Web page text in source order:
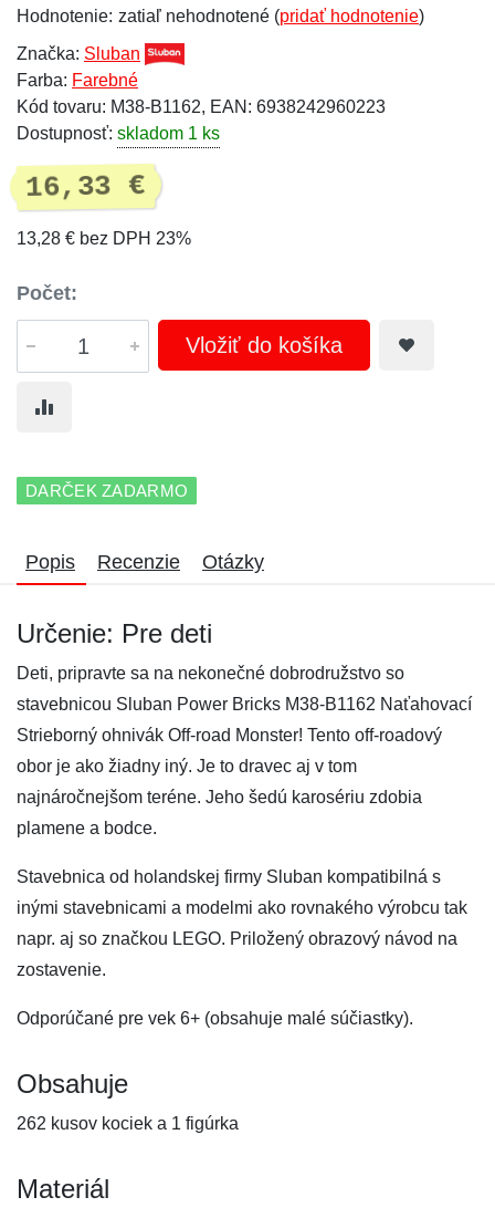
Hodnotenie: zatiaľ nehodnotené (pridať hodnotenie)
Značka: Sluban
Farba: Farebné
Kód tovaru: M38-B1162, EAN: 6938242960223
Dostupnosť: skladom 1 ks
16,33 €
13,28 € bez DPH 23%
Počet:
Vložiť do košíka
DARČEK ZADARMO
Popis Recenzie Otázky
Určenie: Pre deti
Deti, pripravte sa na nekonečné dobrodružstvo so
stavebnicou Sluban Power Bricks M38-B1162 Naťahovací
Strieborný ohnivák Off-road Monster! Tento off-roadový
obor je ako žiadny iný. Je to dravec aj v tom
najnáročnejšom teréne. Jeho šedú karosériu zdobia
plamene a bodce.
Stavebnica od holandskej firmy Sluban kompatibilná s
inými stavebnicami a modelmi ako rovnakého výrobcu tak
napr. aj so značkou LEGO. Priložený obrazový návod na
zostavenie.
Odporúčané pre vek 6+ (obsahuje malé súčiastky).
Obsahuje
262 kusov kociek a 1 figúrka
Materiál